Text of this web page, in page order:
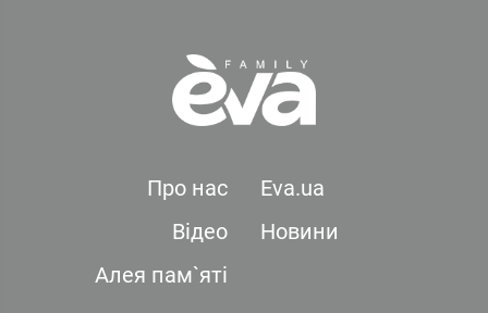
Про нас
Eva.ua
Відео
Новини
Алея пам`яті